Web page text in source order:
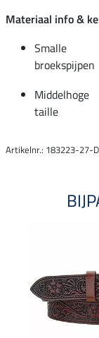
Materiaal info &
Smalle
broekspijpen
Middelhoge
taille
Artikelnr.: 183223-27-